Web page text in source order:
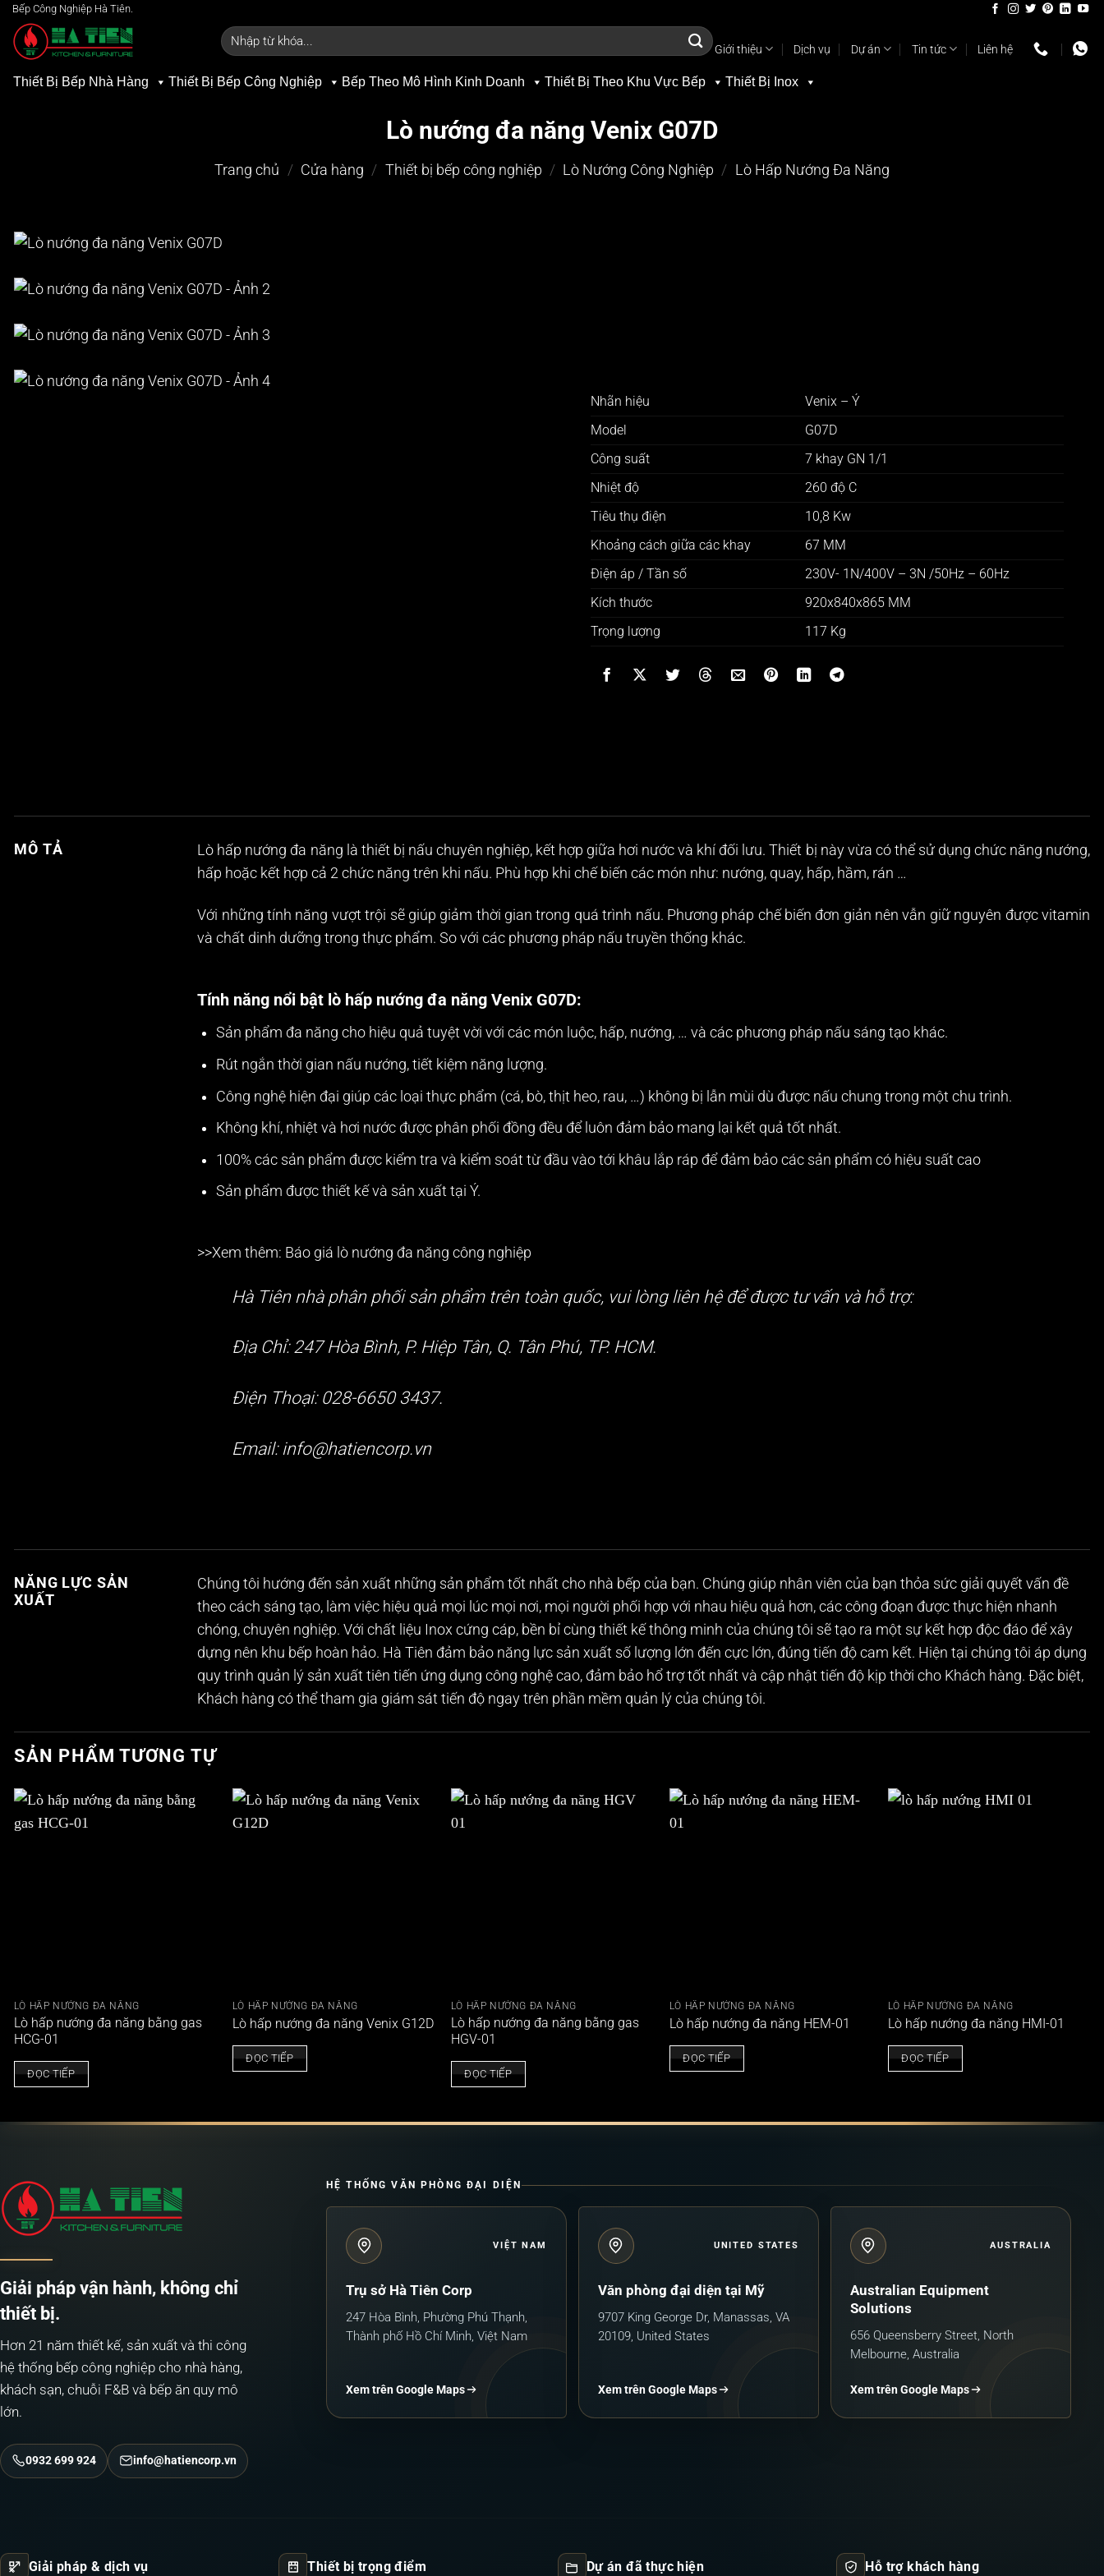
Bỏ
qua
nội
dung
Bếp Công Nghiệp Hà Tiên.
Tìm
kiếm:
Giới thiệu Dịch vụ Dự án Tin tức Liên hệ
Thiết Bị Bếp Nhà Hàng Thiết Bị Bếp Công Nghiệp Bếp Theo Mô Hình Kinh Doanh Thiết Bị Theo Khu Vực Bếp Thiết Bị Inox
Lò nướng đa năng Venix G07D
Trang chủ / Cửa hàng / Thiết bị bếp công nghiệp / Lò Nướng Công Nghiệp / Lò Hấp Nướng Đa Năng
Nhãn hiệu
Venix – Ý
Model
G07D
Công suất
7 khay GN 1/1
Nhiệt độ
260 độ C
Tiêu thụ điện
10,8 Kw
Khoảng cách giữa các khay
67 MM
Điện áp / Tần số
230V- 1N/400V – 3N /50Hz – 60Hz
Kích thước
920x840x865 MM
Trọng lượng
117 Kg
MÔ TẢ Lò hấp nướng đa năng là thiết bị nấu chuyên nghiệp, kết hợp giữa hơi nước và khí đối lưu. Thiết bị này vừa có thể sử dụng chức năng nướng,
hấp hoặc kết hợp cả 2 chức năng trên khi nấu. Phù hợp khi chế biến các món như: nướng, quay, hấp, hầm, rán …
Với những tính năng vượt trội sẽ giúp giảm thời gian trong quá trình nấu. Phương pháp chế biến đơn giản nên vẫn giữ nguyên được vitamin
và chất dinh dưỡng trong thực phẩm. So với các phương pháp nấu truyền thống khác.
Tính năng nổi bật lò hấp nướng đa năng Venix G07D:
Sản phẩm đa năng cho hiệu quả tuyệt vời với các món luộc, hấp, nướng, … và các phương pháp nấu sáng tạo khác.
Rút ngắn thời gian nấu nướng, tiết kiệm năng lượng.
Công nghệ hiện đại giúp các loại thực phẩm (cá, bò, thịt heo, rau, …) không bị lẫn mùi dù được nấu chung trong một chu trình.
Không khí, nhiệt và hơi nước được phân phối đồng đều để luôn đảm bảo mang lại kết quả tốt nhất.
100% các sản phẩm được kiểm tra và kiểm soát từ đầu vào tới khâu lắp ráp để đảm bảo các sản phẩm có hiệu suất cao
Sản phẩm được thiết kế và sản xuất tại Ý.
>>Xem thêm: Báo giá lò nướng đa năng công nghiệp
Hà Tiên nhà phân phối sản phẩm trên toàn quốc, vui lòng liên hệ để được tư vấn và hỗ trợ:
Địa Chỉ: 247 Hòa Bình, P. Hiệp Tân, Q. Tân Phú, TP. HCM.
Điện Thoại: 028-6650 3437.
Email: info@hatiencorp.vn
NĂNG LỰC SẢN
XUẤT
Chúng tôi hướng đến sản xuất những sản phẩm tốt nhất cho nhà bếp của bạn. Chúng giúp nhân viên của bạn thỏa sức giải quyết vấn đề
theo cách sáng tạo, làm việc hiệu quả mọi lúc mọi nơi, mọi người phối hợp với nhau hiệu quả hơn, các công đoạn được thực hiện nhanh
chóng, chuyên nghiệp. Với chất liệu Inox cứng cáp, bền bỉ cùng thiết kế thông minh của chúng tôi sẽ tạo ra một sự kết hợp độc đáo để xây
dựng nên khu bếp hoàn hảo. Hà Tiên đảm bảo năng lực sản xuất số lượng lớn đến cực lớn, đúng tiến độ cam kết. Hiện tại chúng tôi áp dụng
quy trình quản lý sản xuất tiên tiến ứng dụng công nghệ cao, đảm bảo hổ trợ tốt nhất và cập nhật tiến độ kịp thời cho Khách hàng. Đặc biệt,
Khách hàng có thể tham gia giám sát tiến độ ngay trên phần mềm quản lý của chúng tôi.
SẢN PHẨM TƯƠNG TỰ
LÒ HẤP NƯỚNG ĐA NĂNG
Lò hấp nướng đa năng bằng gas
HCG-01
ĐỌC TIẾP
LÒ HẤP NƯỚNG ĐA NĂNG
Lò hấp nướng đa năng Venix G12D
ĐỌC TIẾP
LÒ HẤP NƯỚNG ĐA NĂNG
Lò hấp nướng đa năng bằng gas
HGV-01
ĐỌC TIẾP
LÒ HẤP NƯỚNG ĐA NĂNG
Lò hấp nướng đa năng HEM-01
ĐỌC TIẾP
LÒ HẤP NƯỚNG ĐA NĂNG
Lò hấp nướng đa năng HMI-01
ĐỌC TIẾP
Giải pháp vận hành, không chỉ
thiết bị.
Hơn 21 năm thiết kế, sản xuất và thi công
hệ thống bếp công nghiệp cho nhà hàng,
khách sạn, chuỗi F&B và bếp ăn quy mô
lớn.
0932 699 924 info@hatiencorp.vn
HỆ THỐNG VĂN PHÒNG ĐẠI DIỆN
VIỆT NAM
Trụ sở Hà Tiên Corp
247 Hòa Bình, Phường Phú Thạnh,
Thành phố Hồ Chí Minh, Việt Nam
Xem trên Google Maps
UNITED STATES
Văn phòng đại diện tại Mỹ
9707 King George Dr, Manassas, VA
20109, United States
Xem trên Google Maps
AUSTRALIA
Australian Equipment
Solutions
656 Queensberry Street, North
Melbourne, Australia
Xem trên Google Maps
Giải pháp & dịch vụ Thiết bị trọng điểm Dự án đã thực hiện Hỗ trợ khách hàng